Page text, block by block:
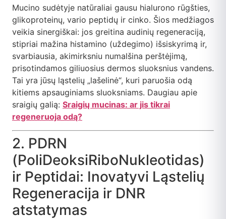
Mucino sudėtyje natūraliai gausu hialurono rūgšties,
glikoproteinų, vario peptidų ir cinko. Šios medžiagos
veikia sinergiškai: jos greitina audinių regeneraciją,
stipriai mažina histamino (uždegimo) išsiskyrimą ir,
svarbiausia, akimirksniu numalšina perštėjimą,
prisotindamos giliuosius dermos sluoksnius vandens.
Tai yra jūsų ląstelių „lašelinė“, kuri paruošia odą
kitiems apsauginiams sluoksniams. Daugiau apie
sraigių galią: Sraigių mucinas: ar jis tikrai
regeneruoja odą?
2. PDRN
(PoliDeoksiRiboNukleotidas)
ir Peptidai: Inovatyvi Ląstelių
Regeneracija ir DNR
atstatymas